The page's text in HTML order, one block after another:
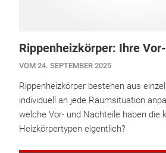
Rippenheizkörper: Ihre
VOM 24. SEPTEMBER 2025
Rippenheizkörper bestehen aus
individuell an jede Raumsituation
welche Vor- und Nachteile haben die
Heizkörpertypen eigentlich?